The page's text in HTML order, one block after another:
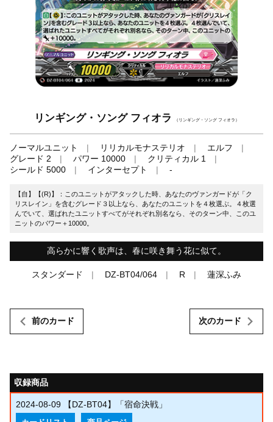
リンギング・ソング フィオラ （リンギング・ソング フィオラ）
ノーマルユニット リリカルモナステリオ
エルフ
グレード 2
パワー 10000
クリティカル 1
シールド 5000
インターセプト -
【自】【(R)】：このユニットがアタックした時、あなたのヴァンガードが「ク
リスレイン」を含むグレード３以上なら、あなたのユニットを４枚選ぶ。４枚選
んでいて、選ばれたユニットすべてがそれぞれ別名なら、そのターン中、このユ
ニットのパワー＋10000。
高らかに響く歌声は、春に咲き舞う花に似て。
スタンダード DZ-BT04/064 R 蓮深ふみ
前のカード 次のカード
収録商品
2024-08-09 【DZ-BT04】「宿命決戦」